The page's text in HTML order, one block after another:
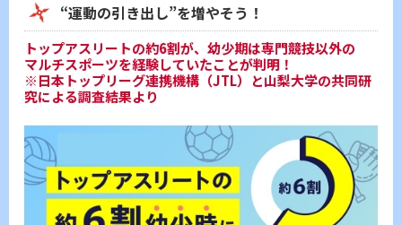
“運動の引き出し”を増やそう！
トップアスリートの約6割が、幼少期は専門競技以外の
マルチスポーツを経験していたことが判明！
※日本トップリーグ連携機構（JTL）と山梨大学の共同研
究による調査結果より